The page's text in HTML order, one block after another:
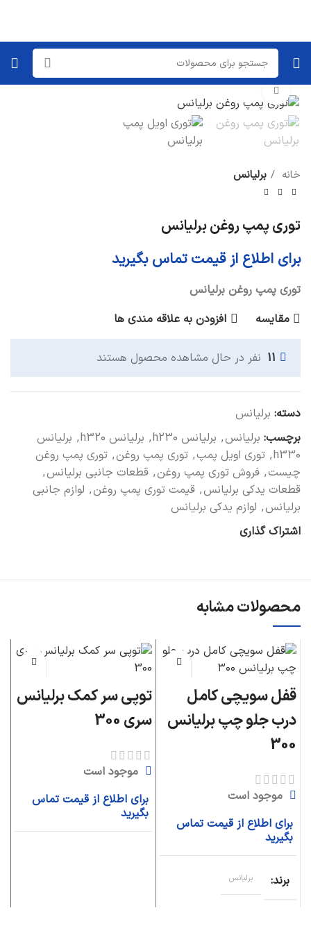
خانه برلیانس
توری پمپ روغن برلیانس
برای اطلاع از قیمت تماس بگیرید
توری پمپ روغن برلیانس
مقایسه
افزودن به علاقه مندی ها
11 نفر در حال مشاهده محصول هستند
دسته: برلیانس
برچسب: برلیانس, برلیانس h230 , برلیانس h320 , برلیانس
h330
, توری اویل پمپ, توری پمپ روغن, توری پمپ روغن
چیست, فروش توری پمپ روغن, قطعات جانبی برلیانس,
قطعات یدکی برلیانس, قیمت توری پمپ روغن, لوازم جانبی
برلیانس, لوازم یدکی برلیانس
اشتراک گذاری
محصولات مشابه
قفل سویچی کامل
درب جلو چپ برلیانس
300
موجود است
برای اطلاع از قیمت تماس
بگیرید
برند برلیانس
توپی سر کمک برلیانس
سری 300
موجود است
برای اطلاع از قیمت تماس
بگیرید